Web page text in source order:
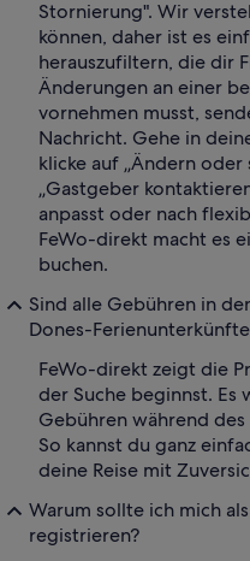
Stornierung". Wir
können, daher ist es
herauszufiltern, die dir
Änderungen an einer
vornehmen musst,
Nachricht. Gehe in
klicke auf „Ändern
„Gastgeber
anpasst oder nach
FeWo-direkt macht es
buchen.
Sind alle Gebühren in
Dones-
FeWo-direkt zeigt die
der Suche beginnst. Es
Gebühren während
So kannst du ganz
deine Reise mit
Warum sollte ich mich
registrieren?